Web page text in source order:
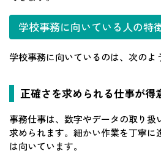
学校事務に向いている人の特
学校事務に向いているのは、次のよ
正確さを求められる仕事が得
事務仕事は、数字やデータの取り扱
求められます。細かい作業を丁寧に
は向いています。